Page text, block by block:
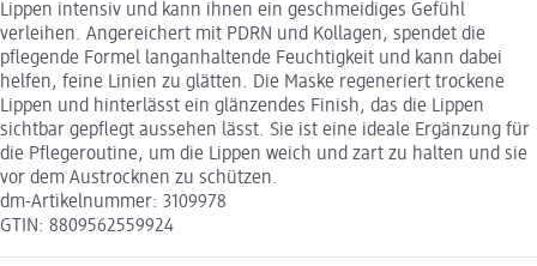
Lippen intensiv und kann ihnen ein geschmeidiges Gefühl
verleihen. Angereichert mit PDRN und Kollagen, spendet die
pflegende Formel langanhaltende Feuchtigkeit und kann dabei
helfen, feine Linien zu glätten. Die Maske regeneriert trockene
Lippen und hinterlässt ein glänzendes Finish, das die Lippen
sichtbar gepflegt aussehen lässt. Sie ist eine ideale Ergänzung für
die Pflegeroutine, um die Lippen weich und zart zu halten und sie
vor dem Austrocknen zu schützen.
dm-Artikelnummer: 3109978
GTIN: 8809562559924